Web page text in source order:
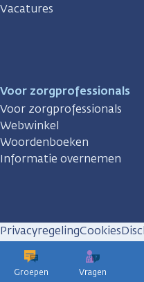
Groepen Vragen
Vacatures
Voor zorgprofessionals
Voor zorgprofessionals
Webwinkel
Woordenboeken
Informatie overnemen
PrivacyregelingCookies
Huisregels